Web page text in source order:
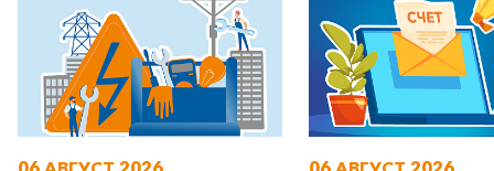
Заказать обратный звонок